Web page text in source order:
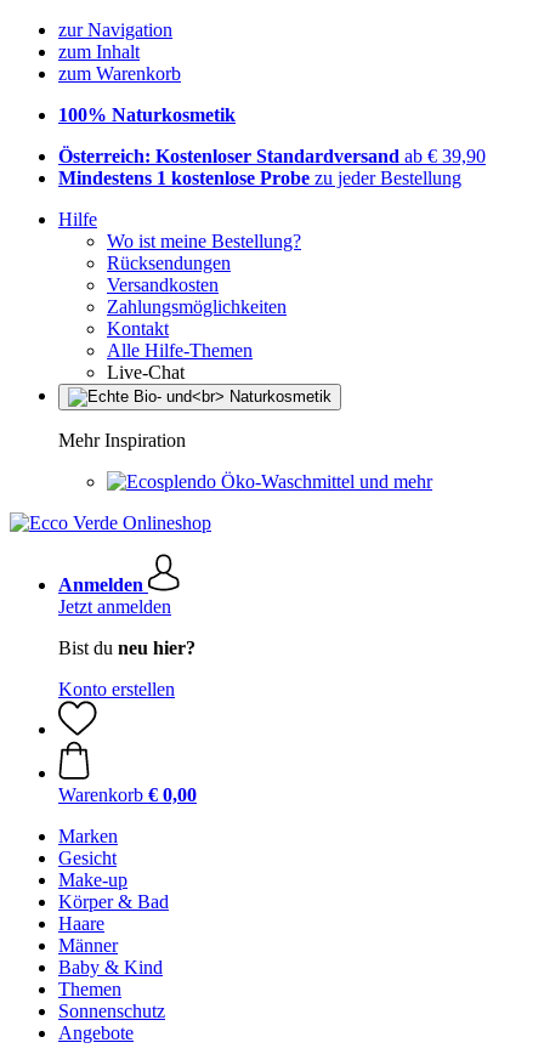
zur Navigation
zum Inhalt
zum Warenkorb
100% Naturkosmetik
Österreich: Kostenloser Standardversand ab € 39,90
Mindestens 1 kostenlose Probe zu jeder Bestellung
Hilfe
Wo ist meine Bestellung?
Rücksendungen
Versandkosten
Zahlungsmöglichkeiten
Kontakt
Alle Hilfe-Themen
Live-Chat
Mehr Inspiration
Öko-Waschmittel und mehr
Anmelden
Jetzt anmelden
Bist du neu hier?
Konto erstellen
Warenkorb € 0,00
Marken
Gesicht
Make-up
Körper & Bad
Haare
Männer
Baby & Kind
Themen
Sonnenschutz
Angebote